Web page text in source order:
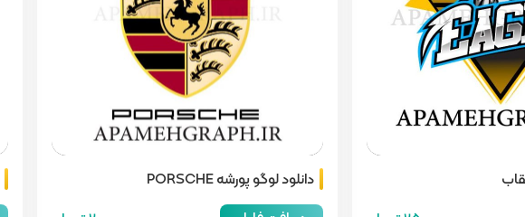
دانلود لوگو پورشه PORSCHE